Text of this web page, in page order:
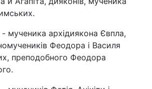
мученика архідиякона Євпла,
Феодора і Василя
преподобного Феодора